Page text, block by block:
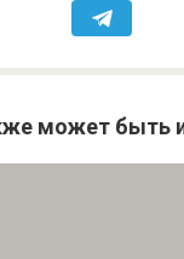
может быть